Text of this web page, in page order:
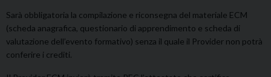
Sarà obbligatoria la compilazione e riconsegna del materiale ECM
(scheda anagrafica, questionario di apprendimento e scheda di
valutazione dell’evento formativo) senza il quale il Provider non potrà
conferire i crediti.